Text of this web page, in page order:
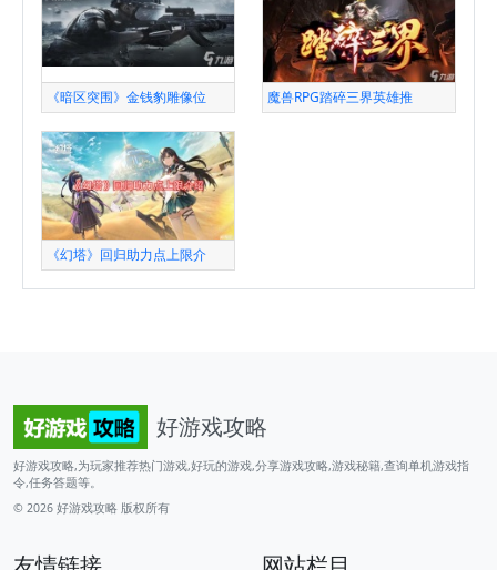
《暗区突围》金钱豹雕像位 魔兽RPG踏碎三界英雄推
《幻塔》回归助力点上限介
好游戏攻略
好游戏攻略,为玩家推荐热门游戏,好玩的游戏,分享游戏攻略,游戏秘籍,查询单机游戏指
令,任务答题等。
© 2026 好游戏攻略 版权所有